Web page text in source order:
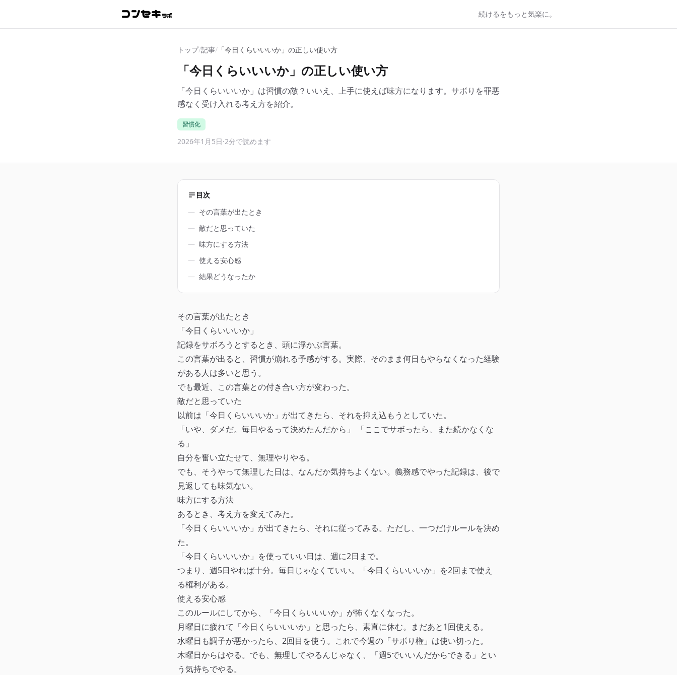
続けるをもっと気楽に。
トップ/記事/ 「今日くらいいいか」の正しい使い方
「今日くらいいいか」の正しい使い方
「今日くらいいいか」は習慣の敵？いいえ、上手に使えば味方になります。サボりを罪悪
感なく受け入れる考え方を紹介。
習慣化
2026年1月5日·2分で読めます
目次
― その言葉が出たとき
― 敵だと思っていた
― 味方にする方法
― 使える安心感
― 結果どうなったか
その言葉が出たとき
「今日くらいいいか」
記録をサボろうとするとき、頭に浮かぶ言葉。
この言葉が出ると、習慣が崩れる予感がする。実際、そのまま何日もやらなくなった経験
がある人は多いと思う。
でも最近、この言葉との付き合い方が変わった。
敵だと思っていた
以前は「今日くらいいいか」が出てきたら、それを抑え込もうとしていた。
「いや、ダメだ。毎日やるって決めたんだから」 「ここでサボったら、また続かなくな
る」
自分を奮い立たせて、無理やりやる。
でも、そうやって無理した日は、なんだか気持ちよくない。義務感でやった記録は、後で
見返しても味気ない。
味方にする方法
あるとき、考え方を変えてみた。
「今日くらいいいか」が出てきたら、それに従ってみる。ただし、一つだけルールを決め
た。
「今日くらいいいか」を使っていい日は、週に2日まで。
つまり、週5日やれば十分。毎日じゃなくていい。「今日くらいいいか」を2回まで使え
る権利がある。
使える安心感
このルールにしてから、「今日くらいいいか」が怖くなくなった。
月曜日に疲れて「今日くらいいいか」と思ったら、素直に休む。まだあと1回使える。
水曜日も調子が悪かったら、2回目を使う。これで今週の「サボり権」は使い切った。
木曜日からはやる。でも、無理してやるんじゃなく、「週5でいいんだからできる」とい
う気持ちでやる。